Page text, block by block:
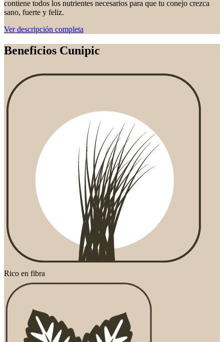
contiene todos los nutrientes necesarios para que tu conejo crezca
sano, fuerte y feliz.
Ver descripción completa
Beneficios Cunipic
Rico en fibra